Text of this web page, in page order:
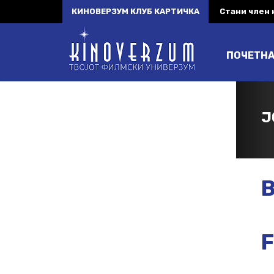
КИНОВЕРЗУМ КЛУБ КАРТИЧКА Стани член
ПОЧЕТНА